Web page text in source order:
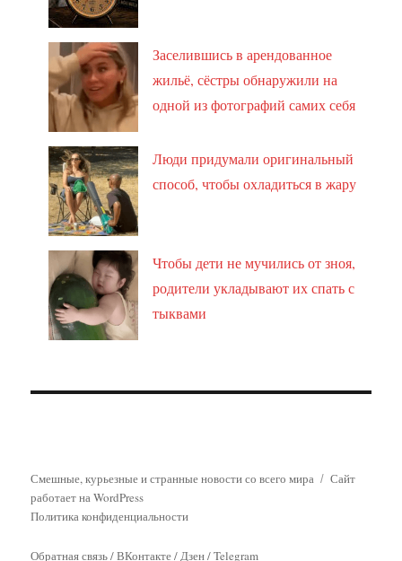
Заселившись в арендованное
жильё, сёстры обнаружили на
одной из фотографий самих себя
Люди придумали оригинальный
способ, чтобы охладиться в жару
Чтобы дети не мучились от зноя,
родители укладывают их спать с
тыквами
Смешные, курьезные и странные новости со всего мира
Сайт
работает на WordPress
Политика конфиденциальности
Обратная связь/ВКонтакте/Дзен/Telegram